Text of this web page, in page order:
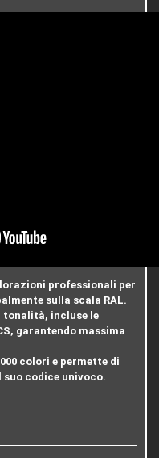
professionali per
sulla scala RAL.
tonalità, incluse le
, garantendo massima
colori e permette di
codice univoco.